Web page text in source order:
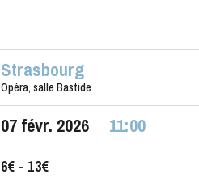
Strasbourg
Strasbourg
Opéra, salle Bastide
07févr. 2026 11:00
6€ - 13€